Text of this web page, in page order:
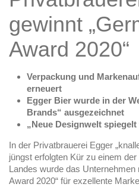
gewinnt
Award 2020“
Verpackung und
erneuert
Egger Bier wurde in der
Brands“ ausgezeichnet
„Neue Designwelt
In der Privatbrauerei Egger
jüngst erfolgten Kür zu einem
Landes wurde das
Award 2020“ für exzellente